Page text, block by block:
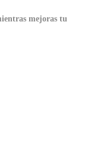
mejoras tu